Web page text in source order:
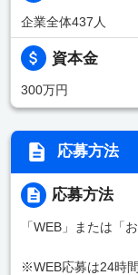
企業全体437人
資本金
300万円
応募方法
応募方法
「WEB」または「
※WEB応募は24時